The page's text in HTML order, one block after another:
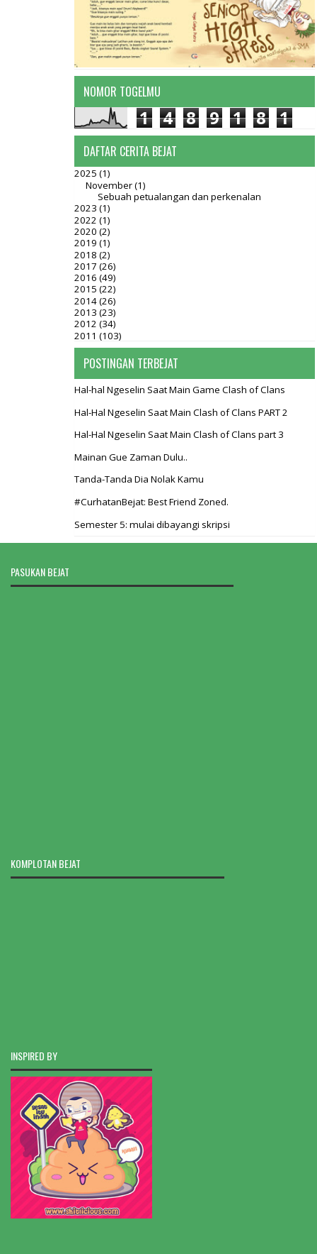
NOMOR TOGELMU
1 4 8 9 1 8 1
DAFTAR CERITA BEJAT
2025(1)
November(1)
Sebuah petualangan dan perkenalan
2023(1)
2022(1)
2020(2)
2019(1)
2018(2)
2017(26)
2016(49)
2015(22)
2014(26)
2013(23)
2012(34)
2011(103)
POSTINGAN TERBEJAT
Hal-hal Ngeselin Saat Main Game Clash of Clans
Hal-Hal Ngeselin Saat Main Clash of Clans PART 2
Hal-Hal Ngeselin Saat Main Clash of Clans part 3
Mainan Gue Zaman Dulu..
Tanda-Tanda Dia Nolak Kamu
#CurhatanBejat: Best Friend Zoned.
Semester 5: mulai dibayangi skripsi
PASUKAN BEJAT
KOMPLOTAN BEJAT
INSPIRED BY